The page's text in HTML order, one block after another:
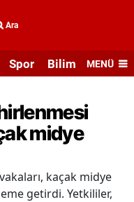
Ara
Spor Bilim veMENÜ
midye
kaçak midye
getirdi. Yetkililer,